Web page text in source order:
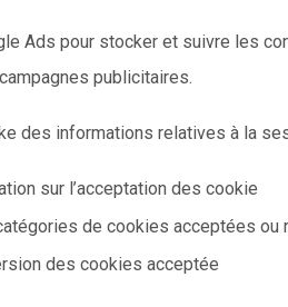
Ads pour stocker et suivre les
publicitaires.
des informations relatives à la
sur l’acceptation des cookie
de cookies acceptées ou
des cookies acceptée